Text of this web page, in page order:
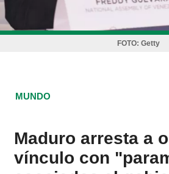
FOTO: Getty
MUNDO
Maduro arresta a
vínculo con